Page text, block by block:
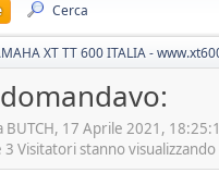
Cerca
XT TT 600 ITALIA -
BUTCH, 17 Aprile 2021,
Visitatori stanno